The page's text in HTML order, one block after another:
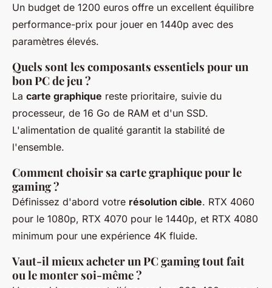
Un budget de 1200 euros offre un excellent équilibre
performance-prix pour jouer en 1440p avec des
paramètres élevés.
Quels sont les composants essentiels pour un
bon PC de jeu ?
La carte graphique reste prioritaire, suivie du
processeur, de 16 Go de RAM et d'un SSD.
L'alimentation de qualité garantit la stabilité de
l'ensemble.
Comment choisir sa carte graphique pour le
gaming ?
Définissez d'abord votre résolution cible. RTX 4060
pour le 1080p, RTX 4070 pour le 1440p, et RTX 4080
minimum pour une expérience 4K fluide.
Vaut-il mieux acheter un PC gaming tout fait
ou le monter soi-même ?